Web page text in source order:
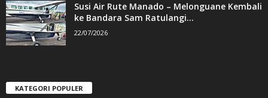
Susi Air Rute Manado – Melonguane Kembali
ke Bandara Sam Ratulangi...
22/07/2026
KATEGORI POPULER